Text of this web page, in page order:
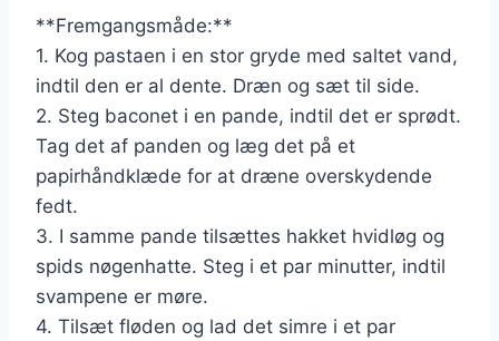
**Fremgangsmåde:**
1. Kog pastaen i en stor gryde med saltet vand,
indtil den er al dente. Dræn og sæt til side.
2. Steg baconet i en pande, indtil det er sprødt.
Tag det af panden og læg det på et
papirhåndklæde for at dræne overskydende
fedt.
3. I samme pande tilsættes hakket hvidløg og
spids nøgenhatte. Steg i et par minutter, indtil
svampene er møre.
4. Tilsæt fløden og lad det simre i et par